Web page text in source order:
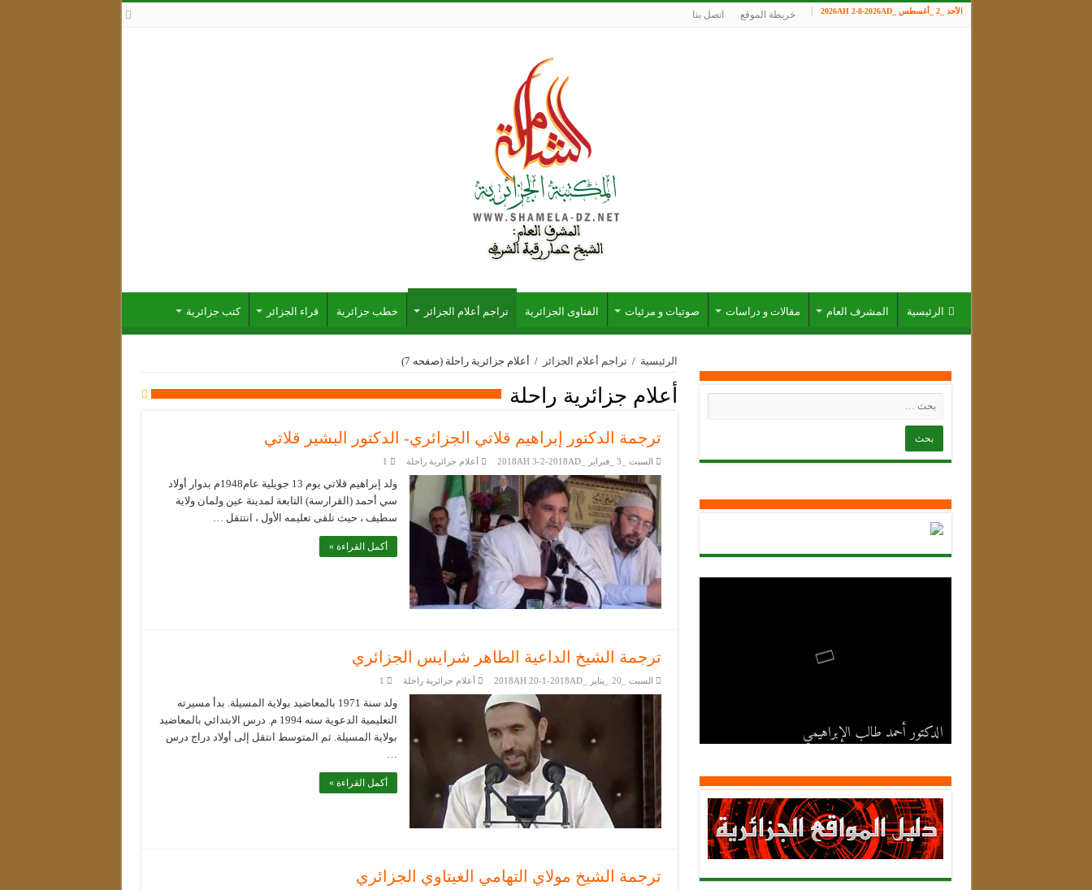
الأحد _2 _أغسطس _2026AH 2-8-2026AD خريطة الموقع اتصل بنا
الرئيسية المشرف العام مقالات و دراسات صوتيات و مرئيات الفتاوى الجزائرية تراجم أعلام الجزائر خطب جزائرية قراء الجزائر كتب جزائرية
الرئيسية / تراجم أعلام الجزائر / أعلام جزائرية راحلة (صفحه 7)
أعلام جزائرية راحلة
ترجمة الدكتور إبراهيم قلاتي الجزائري- الدكتور البشير قلاتي
السبت _3 _فبراير _2018AH 3-2-2018AD أعلام جزائرية راحلة 1
ولد إبراهيم قلاتي يوم 13 جويلية عام1948م بدوار أولاد
سي أحمد (القرارسة) التابعة لمدينة عين ولمان ولاية
سطيف ، حيث تلقى تعليمه الأول ، انتتقل …
أكمل القراءة »
ترجمة الشيخ الداعية الطاهر شرايس الجزائري
السبت _20 _يناير _2018AH 20-1-2018AD أعلام جزائرية راحلة 1
ولد سنة 1971 بالمعاضيد بولاية المسيلة. بدأ مسيرته
التعليمية الدعوية سنه 1994 م. درس الابتدائي بالمعاضيد
بولاية المسيلة. ثم المتوسط انتقل إلى أولاد دراج درس
…
أكمل القراءة »
ترجمة الشيخ مولاي التهامي الغيتاوي الجزائري
الدكتور أحمد طالب الإبراهيمي
ترجمة الأستاذ حمزة لعرابي عليه رحمة الله تعالى بخط
يده
الأديب المؤرخ الدكتور محمد صالح ناصر
الشيخ المجاهد الحاج محند أمقران آيت عيسى
الفقيه عطية مسعودي الحسني الجلفاوي